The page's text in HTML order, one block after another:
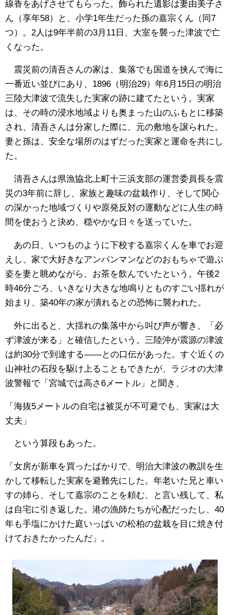
線香をあげさせてもらった。飾られた遺影は妻由美子さ
ん（享年58）と、小学1年生だった孫の嘉宗くん（同7
つ）。2人は9年半前の3月11日、大室を襲った津波で亡
くなった。
震災前の清吾さんの家は、集落でも国道を挟んで海に
一番近い並びにあり、1896（明治29）年6月15日の明治
三陸大津波で流失した実家の跡に建てたという。実家
は、その時の浸水地域よりも奥まった山のふもとに移築
され、清吾さんは分家した際に、元の敷地を譲られた。
妻と孫は、安全な場所のはずだった実家と運命を共にし
た。
清吾さんは県漁協北上町十三浜支部の運営委員長を震
災の3年前に辞し、家族と趣味の盆栽作り、そして関心
の深かった地域づくりや原発反対の運動などに人生の時
間を使おうと決め、穏やかな日々を送っていた。
あの日、いつものように下校する嘉宗くんを車でお迎
えし、家で大好きなアンパンマンなどのおもちゃで遊ぶ
姿を妻と眺めながら、お茶を飲んでいたという。午後2
時46分ごろ、いきなり大きな地鳴りとものすごい揺れが
始まり、築40年の家が潰れるとの恐怖に襲われた。
外に出ると、大揺れの集落中から叫び声が響き、「必
ず津波が来る」と確信したという。三陸沖が震源の津波
は約30分で到達する――との口伝があった。すぐ近くの
山神社の石段を駆け上ることもできたが、ラジオの大津
波警報で「宮城では高さ6メートル」と聞き、
「海抜5メートルの自宅は被災が不可避でも、実家は大
丈夫」
という算段もあった。
「女房が新車を買ったばかりで、明治大津波の教訓を生
かして移転した実家を避難先にした。年老いた兄と車い
すの姉ら、そして嘉宗のことを頼む、と言い残して、私
は自宅に引き返した。港の漁師たちが心配だったし、40
年も手塩にかけた庭いっぱいの松柏の盆栽を目に焼き付
けておきたかったんだ」。